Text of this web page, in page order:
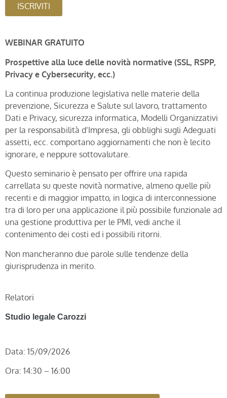
ISCRIVITI
WEBINAR GRATUITO
Prospettive alla luce delle novità normative (SSL, RSPP,
Privacy e Cybersecurity, ecc.)
La continua produzione legislativa nelle materie della
prevenzione, Sicurezza e Salute sul lavoro, trattamento
Dati e Privacy, sicurezza informatica, Modelli Organizzativi
per la responsabilità d’Impresa, gli obblighi sugli Adeguati
assetti, ecc. comportano aggiornamenti che non è lecito
ignorare, e neppure sottovalutare.
Questo seminario è pensato per offrire una rapida
carrellata su queste novità normative, almeno quelle più
recenti e di maggior impatto, in logica di interconnessione
tra di loro per una applicazione il più possibile funzionale ad
una gestione produttiva per le PMI, vedi anche il
contenimento dei costi ed i possibili ritorni.
Non mancheranno due parole sulle tendenze della
giurisprudenza in merito.
Relatori
Studio legale Carozzi
Data: 15/09/2026
Ora: 14:30 – 16:00